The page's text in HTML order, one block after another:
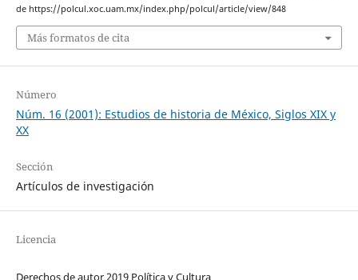
de https://polcul.xoc.uam.mx/index.php/polcul/article/view/848
Más formatos de cita
Número
Núm. 16 (2001): Estudios de historia de México, Siglos XIX y
XX
Sección
Artículos de investigación
Licencia
Derechos de autor 2019 Política y Cultura